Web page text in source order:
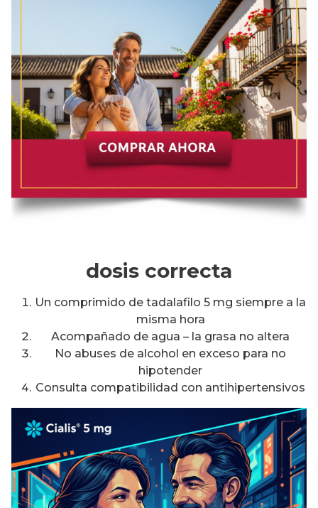
dosis correcta
Un comprimido de tadalafilo 5 mg siempre a la
misma hora
Acompañado de agua – la grasa no altera
No abuses de alcohol en exceso para no
hipotender
Consulta compatibilidad con antihipertensivos